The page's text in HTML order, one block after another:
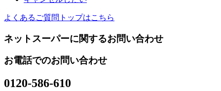
よくあるご質問トップはこちら
ネットスーパーに関するお問い合わせ
お電話でのお問い合わせ
0120-586-610